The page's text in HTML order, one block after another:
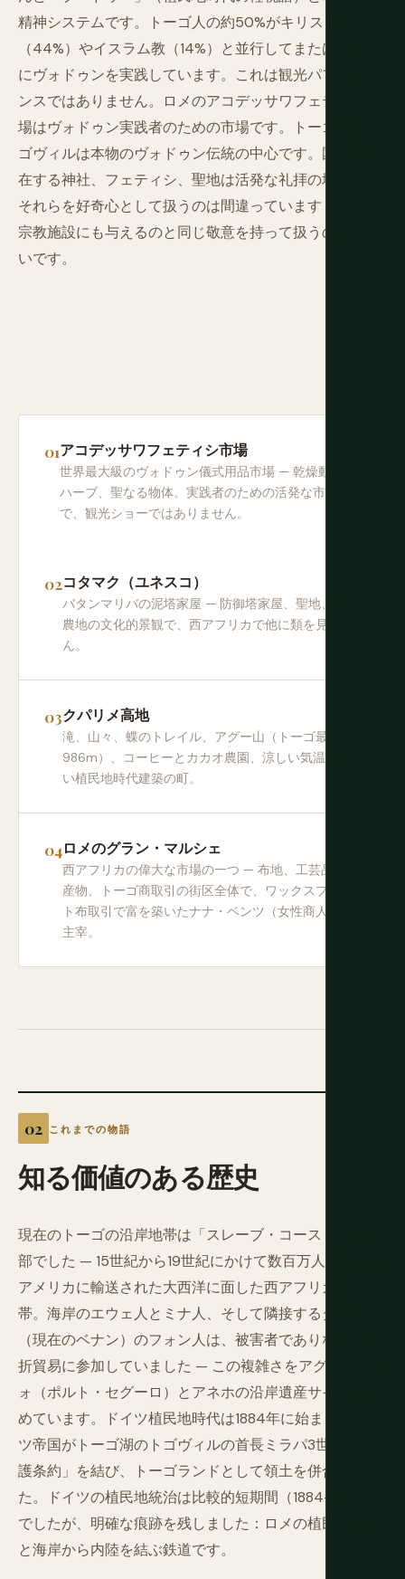
精神システムです。トーゴ人の約50%がキリスト教
（44%）やイスラム教（14%）と並行してまたは代わり
にヴォドゥンを実践しています。これは観光パフォーマ
ンスではありません。ロメのアコデッサワフェティシ市
場はヴォドゥン実践者のための市場です。トーゴ湖のト
ゴヴィルは本物のヴォドゥン伝統の中心です。国中に散
在する神社、フェティシ、聖地は活発な礼拝の場です。
それらを好奇心として扱うのは間違っています；どんな
宗教施設にも与えるのと同じ敬意を持って扱うのが正し
いです。
アコデッサワフェティシ市場
世界最大級のヴォドゥン儀式用品市場 — 乾燥動物、
ハーブ、聖なる物体。実践者のための活発な市場
で、観光ショーではありません。
コタマク（ユネスコ）
バタンマリバの泥塔家屋 — 防御塔家屋、聖地、泉、
農地の文化的景観で、西アフリカで他に類を見ませ
ん。
クパリメ高地
滝、山々、蝶のトレイル、アグー山（トーゴ最高峰
986m）、コーヒーとカカオ農園、涼しい気温、良
い植民地時代建築の町。
ロメのグラン・マルシェ
西アフリカの偉大な市場の一つ — 布地、工芸品、農
産物、トーゴ商取引の街区全体で、ワックスプリン
ト布取引で富を築いたナナ・ベンツ（女性商人）が
主宰。
これまでの物語
知る価値のある歴史
現在のトーゴの沿岸地帯は「スレーブ・コースト」の一
部でした — 15世紀から19世紀にかけて数百万人の奴隷が
アメリカに輸送された大西洋に面した西アフリカの地
帯。海岸のエウェ人とミナ人、そして隣接するダホメ
（現在のベナン）のフォン人は、被害者でありながら時
折貿易に参加していました — この複雑さをアグボドラフ
ォ（ポルト・セグーロ）とアネホの沿岸遺産サイトが認
めています。ドイツ植民地時代は1884年に始まり、ドイ
ツ帝国がトーゴ湖のトゴヴィルの首長ミラパ3世と「保
護条約」を結び、トーゴランドとして領土を併合しまし
た。ドイツの植民地統治は比較的短期間（1884–1914）
でしたが、明確な痕跡を残しました：ロメの植民地建築
と海岸から内陸を結ぶ鉄道です。